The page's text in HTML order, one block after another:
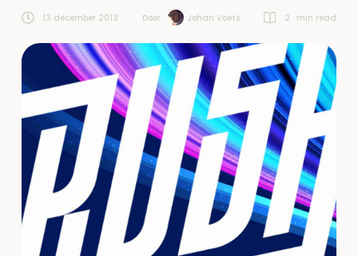
13 december 2013 Door: Johan Voets 2 min read